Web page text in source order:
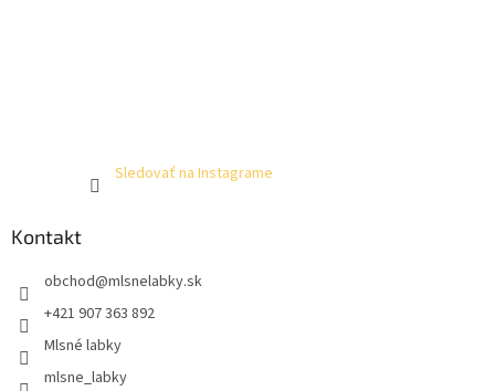
Sledovať na Instagrame
Kontakt
obchod@mlsnelabky.sk
+421 907 363 892
Mlsné labky
mlsne_labky